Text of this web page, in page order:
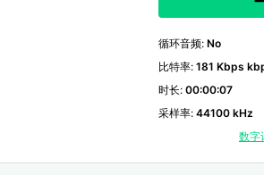
循环音频: No
比特率: 181 Kbps
时长: 00:00:07
采样率: 44100 kHz
数字